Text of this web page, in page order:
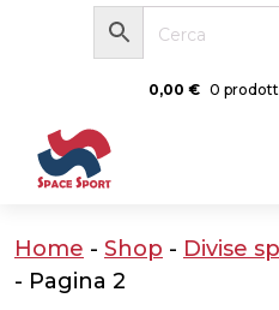
0,00 € 0
Home - Shop - Divise
- Pagina 2